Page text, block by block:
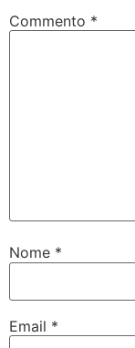
Commento *
Nome *
Email *